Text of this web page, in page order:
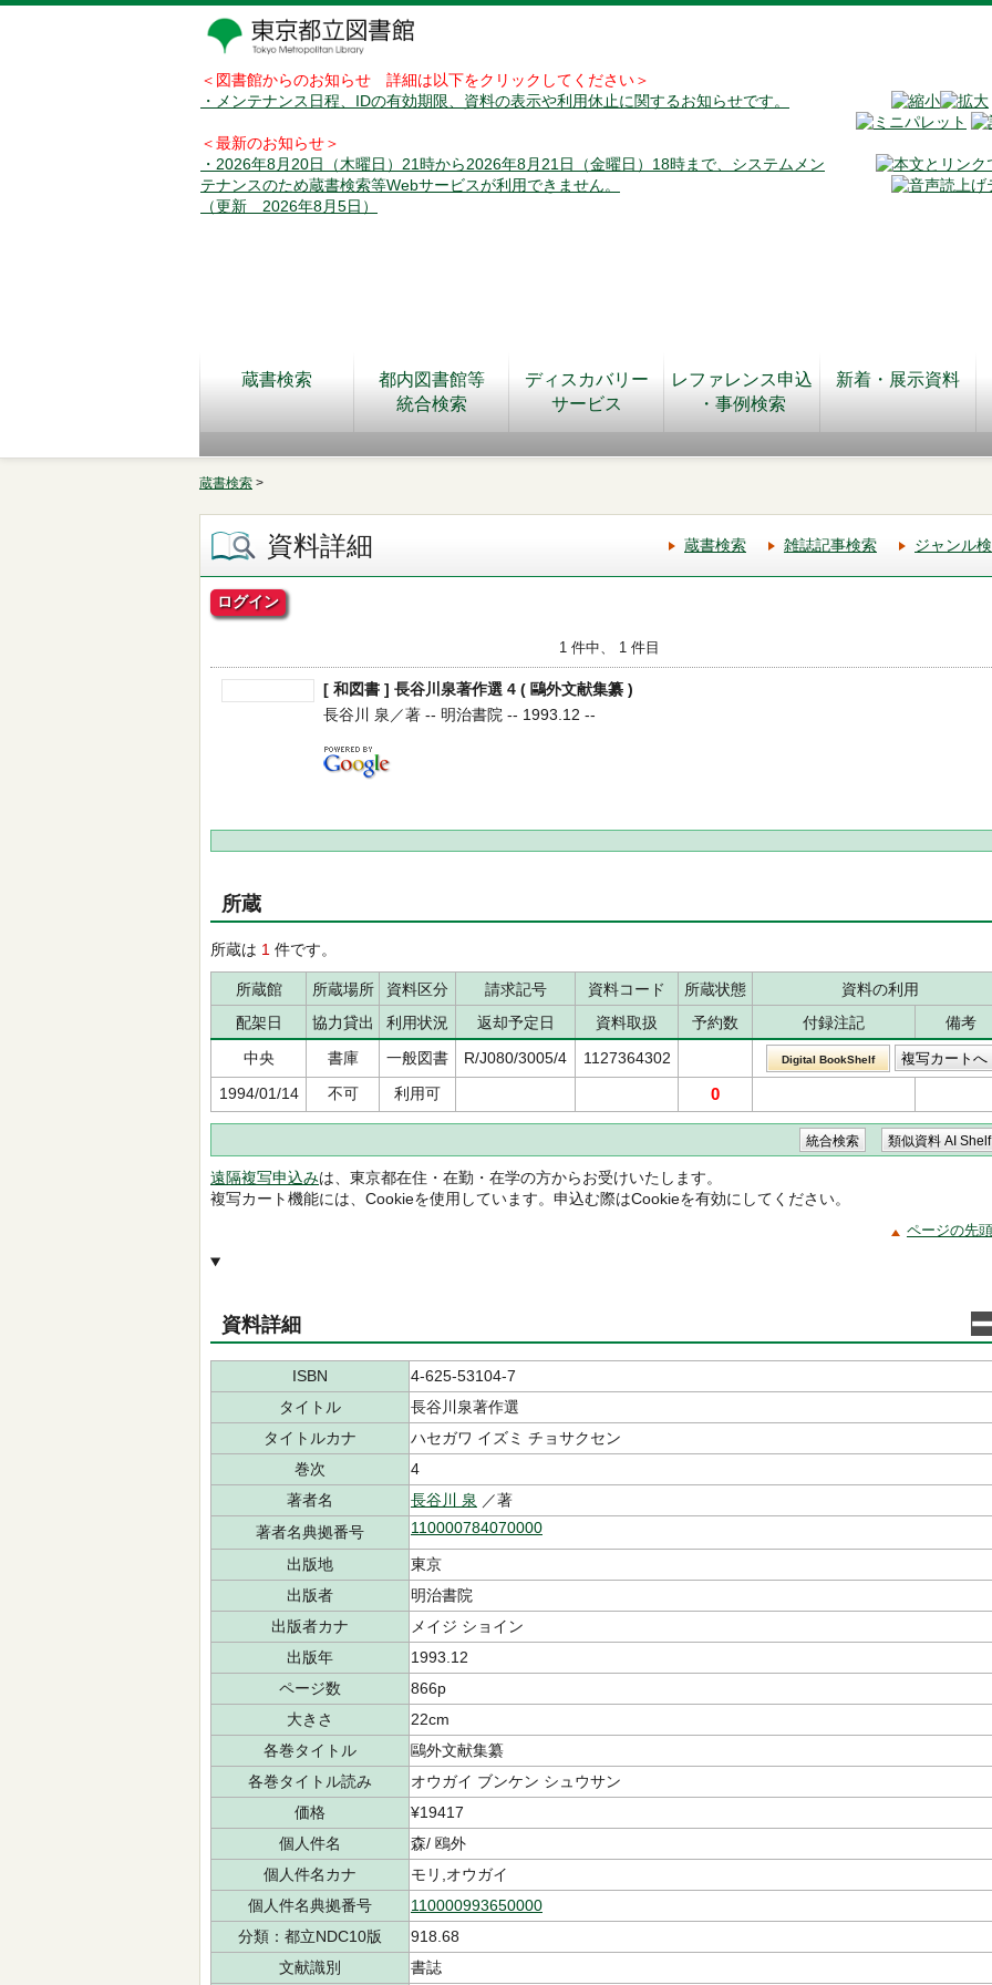
＜図書館からのお知らせ 詳細は以下をクリックしてください＞
・メンテナンス日程、IDの有効期限、資料の表示や利用休止に関するお知らせです。
＜最新のお知らせ＞
・2026年8月20日（木曜日）21時から2026年8月21日（金曜日）18時まで、システムメン
テナンスのため蔵書検索等Webサービスが利用できません。
（更新 2026年8月5日）
蔵書検索
都内図書館等
統合検索
ディスカバリー
サービス
レファレンス申込
・事例検索
新着・展示資料
蔵書検索 >
資料詳細 蔵書検索 雑誌記事検索 ジャンル
ログイン
1 件中、 1 件目
[ 和図書 ] 長谷川泉著作選 4 ( 鷗外文献集纂 )
長谷川 泉／著 -- 明治書院 -- 1993.12 --
所蔵
所蔵は 1 件です。
所蔵館 所蔵場所 資料区分 請求記号 資料コード 所蔵状態
資料の利用
配架日
協力貸出 利用状況 返却予定日 資料取扱 予約数 付録注記
備考
中央
書庫 一般図書 R/J080/3005/4 1127364302 Digital BookShelf
1994/01/14 不可 利用可 0
遠隔複写申込みは、東京都在住・在勤・在学の方からお受けいたします。
複写カート機能には、Cookieを使用しています。申込む際はCookieを有効にしてください。
ページの先
資料詳細
ISBN
4-625-53104-7
タイトル
長谷川泉著作選
タイトルカナ
ハセガワ イズミ チョサクセン
巻次
4
著者名
長谷川 泉 ／著
著者名典拠番号
110000784070000
出版地
東京
出版者
明治書院
出版者カナ
メイジ ショイン
出版年
1993.12
ページ数
866p
大きさ
22cm
各巻タイトル
鷗外文献集纂
各巻タイトル読み
オウガイ ブンケン シュウサン
価格
¥19417
個人件名
森/ 鴎外
個人件名カナ
モリ,オウガイ
個人件名典拠番号
110000993650000
分類：都立NDC10版
918.68
文献識別
書誌